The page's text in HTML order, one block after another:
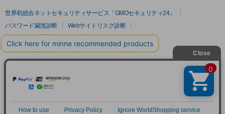
世界初総合ネットセキュリティサービス「GMOセキュリティ24」
パスワード漏洩診断
Webサイトリスク診断
セキュリティ相談AIチャットボット
実在証明・盗聴対策
サイバー攻撃対策（GMOサイバーセキュリティ byイエラエ）
セキュリティ事業の軌跡